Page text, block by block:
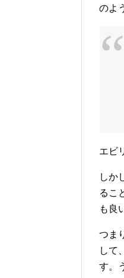
のよ
エビ
しか
るこ
も良
つま
して
す。